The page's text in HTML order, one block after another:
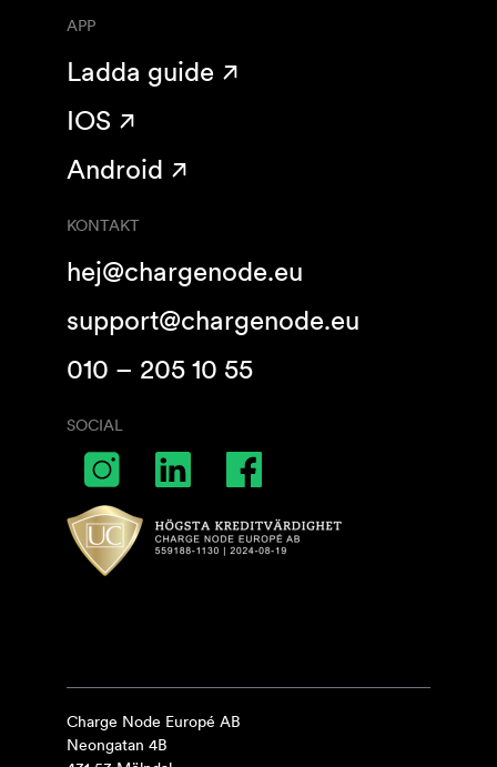
APP
Ladda guide
IOS
Android
KONTAKT
hej@chargenode.eu
support@chargenode.eu
010 – 205 10 55
SOCIAL
Charge Node Europé AB
Neongatan 4B